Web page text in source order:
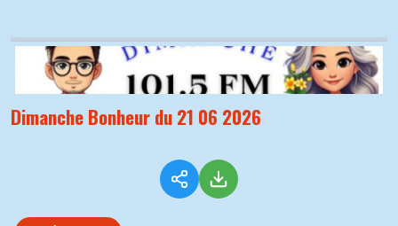
Dimanche Bonheur du 21 06 2026